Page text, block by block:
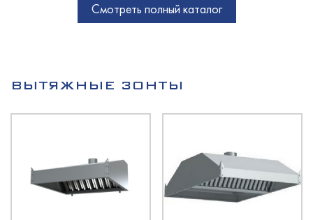
Смотреть полный каталог
ВЫТЯЖНЫЕ ЗОНТЫ